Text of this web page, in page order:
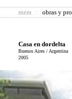
mzm :: obras y
Casa en dordelta
Buenos Aires / Argentina
2005